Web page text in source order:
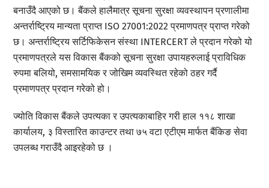
बनाउँदै आएको छ। बैंकले हालैमात्र सूचना सुरक्षा व्यवस्थापन प्रणालीमा
अन्तर्राष्ट्रिय मान्यता प्राप्त ISO 27001:2022 प्रमाणपत्र प्राप्त गरेको
छ। अन्तर्राष्ट्रिय सर्टिफिकेसन संस्था INTERCERT ले प्रदान गरेको यो
प्रमाणपत्रले यस विकास बैंकको सूचना सुरक्षा उपायहरुलाई प्राविधिक
रुपमा बलियो, समसामयिक र जोखिम व्यवस्थित रहेको ठहर गर्दै
प्रमाणपत्र प्रदान गरेको हो।
ज्योति विकास बैंकले उपत्यका र उपत्यकाबाहिर गरी हाल ११८ शाखा
कार्यालय, ३ विस्तारित काउन्टर तथा ७५ वटा एटीएम मार्फत बैंकिङ सेवा
उपलब्ध गराउँदै आइरहेको छ ।